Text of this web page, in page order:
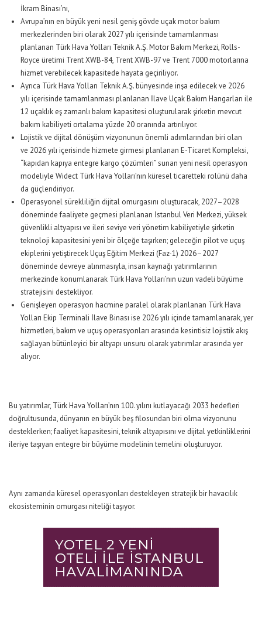
İkram Binası’nı,
Avrupa’nın en büyük yeni nesil geniş gövde uçak motor bakım
merkezlerinden biri olarak 2027 yılı içerisinde tamamlanması
planlanan Türk Hava Yolları Teknik A.Ş. Motor Bakım Merkezi, Rolls-
Royce üretimi Trent XWB-84, Trent XWB-97 ve Trent 7000 motorlarına
hizmet verebilecek kapasitede hayata geçiriliyor.
Ayrıca Türk Hava Yolları Teknik A.Ş. bünyesinde inşa edilecek ve 2026
yılı içerisinde tamamlanması planlanan İlave Uçak Bakım Hangarları ile
12 uçaklık eş zamanlı bakım kapasitesi oluşturularak şirketin mevcut
bakım kabiliyeti ortalama yüzde 20 oranında artırılıyor.
Lojistik ve dijital dönüşüm vizyonunun önemli adımlarından biri olan
ve 2026 yılı içerisinde hizmete girmesi planlanan E-Ticaret Kompleksi,
“kapıdan kapıya entegre kargo çözümleri” sunan yeni nesil operasyon
modeliyle Widect Türk Hava Yolları’nın küresel ticaretteki rolünü daha
da güçlendiriyor.
Operasyonel sürekliliğin dijital omurgasını oluşturacak, 2027–2028
döneminde faaliyete geçmesi planlanan İstanbul Veri Merkezi, yüksek
güvenlikli altyapısı ve ileri seviye veri yönetim kabiliyetiyle şirketin
teknoloji kapasitesini yeni bir ölçeğe taşırken; geleceğin pilot ve uçuş
ekiplerini yetiştirecek Uçuş Eğitim Merkezi (Faz-1) 2026–2027
döneminde devreye alınmasıyla, insan kaynağı yatırımlarının
merkezinde konumlanarak Türk Hava Yolları’nın uzun vadeli büyüme
stratejisini destekliyor.
Genişleyen operasyon hacmine paralel olarak planlanan Türk Hava
Yolları Ekip Terminali İlave Binası ise 2026 yılı içinde tamamlanarak, yer
hizmetleri, bakım ve uçuş operasyonları arasında kesintisiz lojistik akış
sağlayan bütünleyici bir altyapı unsuru olarak yatırımlar arasında yer
alıyor.
Bu yatırımlar, Türk Hava Yolları’nın 100. yılını kutlayacağı 2033 hedefleri
doğrultusunda, dünyanın en büyük beş filosundan biri olma vizyonunu
desteklerken; faaliyet kapasitesini, teknik altyapısını ve dijital yetkinliklerini
ileriye taşıyan entegre bir büyüme modelinin temelini oluşturuyor.
Aynı zamanda küresel operasyonları destekleyen stratejik bir havacılık
ekosisteminin omurgası niteliği taşıyor.